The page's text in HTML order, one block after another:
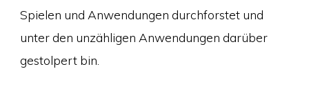
Spielen und Anwendungen durchforstet und
unter den unzähligen Anwendungen darüber
gestolpert bin.